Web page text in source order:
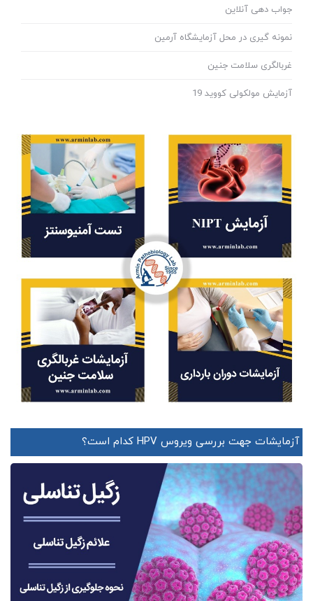
جواب دهی آنلاین
نمونه گیری در محل آزمایشگاه آرمین
غربالگری سلامت جنین
آزمایش مولکولی کووید 19
آزمایشات جهت بررسی ویروس HPV کدام است؟